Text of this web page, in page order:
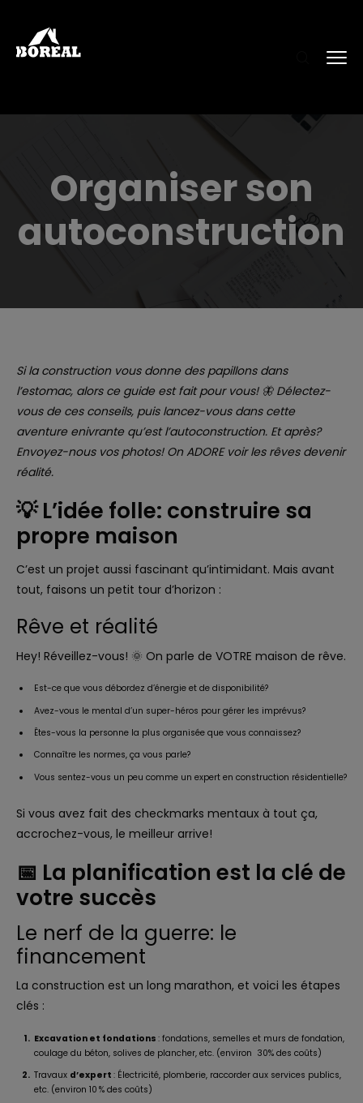
Organiser son
autoconstruction
Si la construction vous donne des papillons dans
l’estomac, alors ce guide est fait pour vous! 🦋 Délectez-
vous de ces conseils, puis lancez-vous dans cette
aventure enivrante qu’est l’autoconstruction. Et après?
Envoyez-nous vos photos! On ADORE voir les rêves devenir
réalité.
­💡 L’idée folle: construire sa
propre maison
C’est un projet aussi fascinant qu’intimidant. Mais avant
tout, faisons un petit tour d’horizon :
Rêve et réalité
Hey! Réveillez-vous! 🌞 On parle de VOTRE maison de rêve.­
Est-ce que vous débordez d’énergie et de disponibilité?
Avez-vous le mental d’un super-héros pour gérer les imprévus?
Êtes-vous la personne la plus organisée que vous connaissez?
Connaître les normes, ça vous parle?
Vous sentez-vous un peu comme un expert en construction résidentielle?
Si vous avez fait des checkmarks mentaux à tout ça,
accrochez-vous, le meilleur arrive!
📅 La planification est la clé de
votre succès
Le nerf de la guerre: le
financement
La construction est un long marathon, et voici les étapes
clés :
Excavation et fondations : fondations, semelles et murs de fondation,
coulage du béton, solives de plancher, etc. (environ 30% des coûts)
Travaux d’expert : Électricité, plomberie, raccorder aux services publics,
etc. (environ 10 % des coûts)